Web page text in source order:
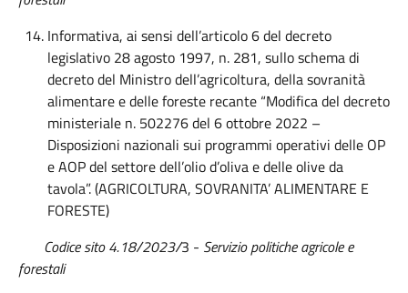
Informativa, ai sensi dell’articolo 6 del decreto
legislativo 28 agosto 1997, n. 281, sullo schema di
decreto del Ministro dell’agricoltura, della sovranità
alimentare e delle foreste recante “Modifica del decreto
ministeriale n. 502276 del 6 ottobre 2022 –
Disposizioni nazionali sui programmi operativi delle OP
e AOP del settore dell’olio d’oliva e delle olive da
tavola”. (AGRICOLTURA, SOVRANITA’ ALIMENTARE E
FORESTE)
Codice sito 4.18/2023/3 - Servizio politiche agricole e
forestali